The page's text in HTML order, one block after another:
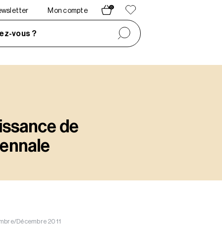
Mon compte
0
vous ?
de
Décembre 2011